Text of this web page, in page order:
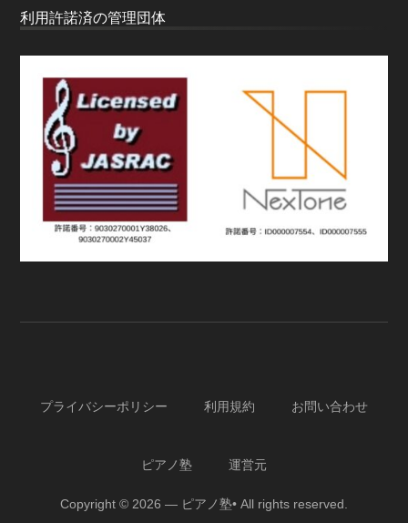
利用許諾済の管理団体
プライバシーポリシー 利用規約 お問い合わせ
ピアノ塾 運営元
Copyright © 2026 — ピアノ塾• All rights reserved.